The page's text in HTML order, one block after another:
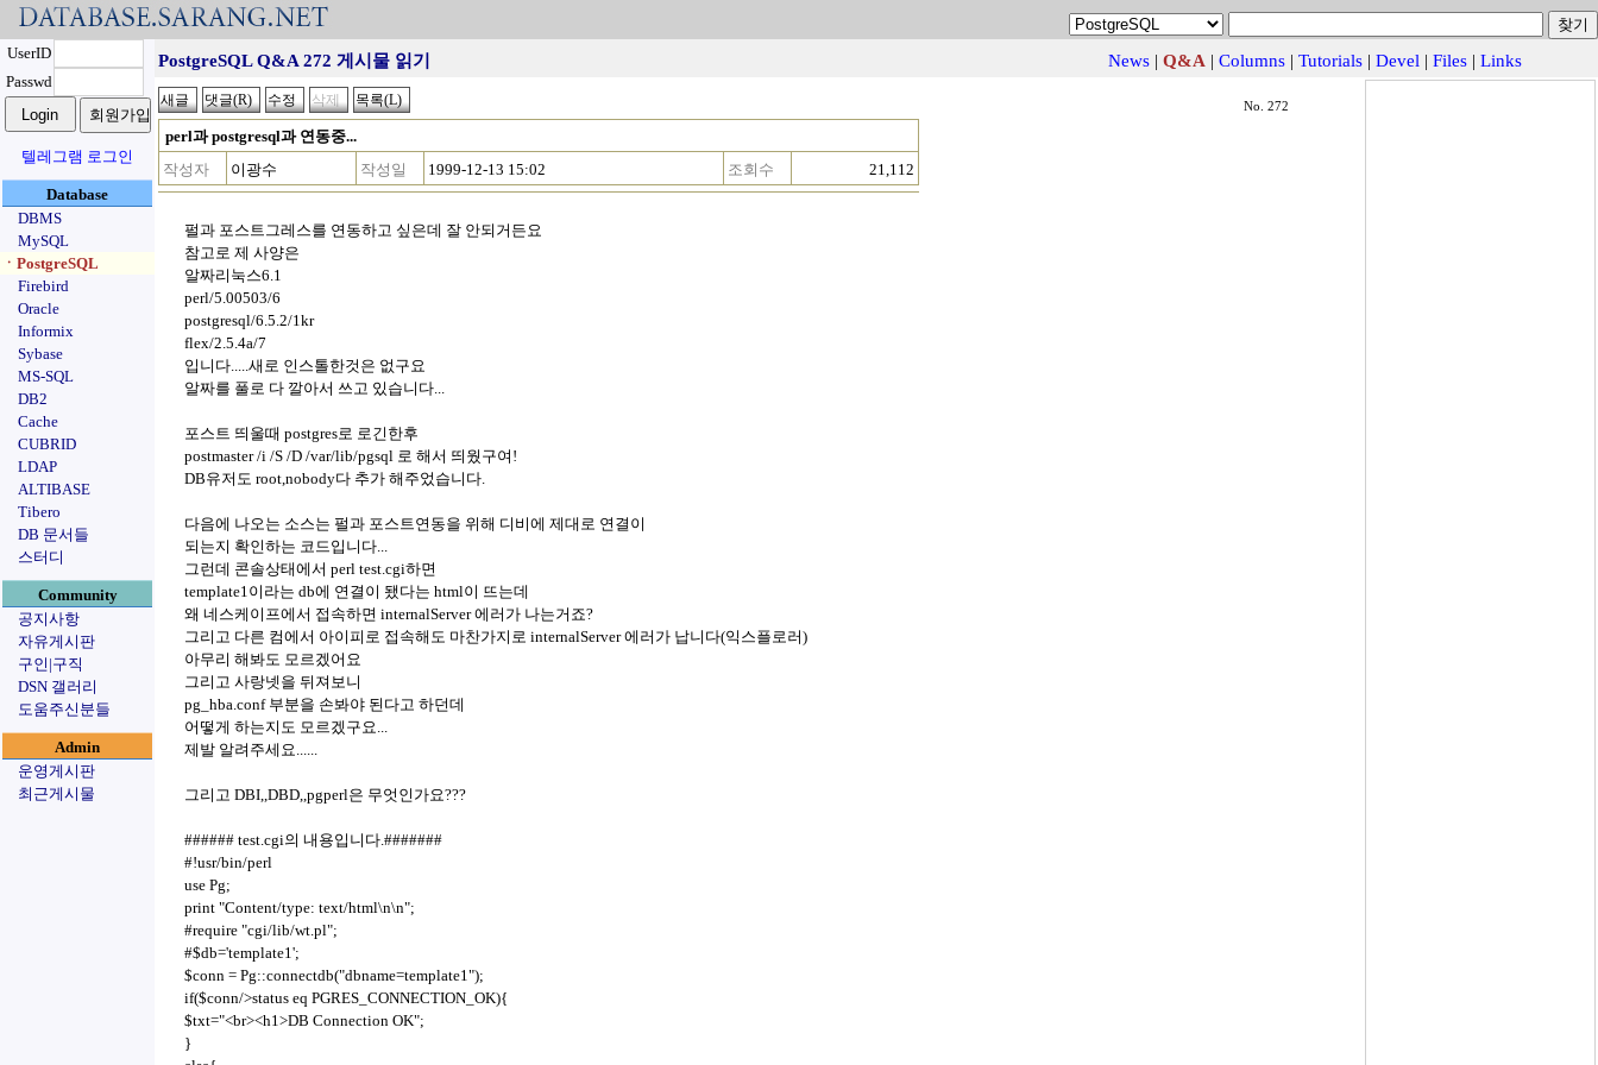
UserID
Passwd
텔레그램 로그인
Database
DBMS
MySQL
ㆍPostgreSQL
Firebird
Oracle
Informix
Sybase
MS-SQL
DB2
Cache
CUBRID
LDAP
ALTIBASE
Tibero
DB 문서들
스터디
Community
공지사항
자유게시판
구인|구직
DSN 갤러리
도움주신분들
Admin
운영게시판
최근게시물
PostgreSQL Q&A 272 게시물 읽기 News | Q&A | Columns | Tutorials | Devel | Files | Links
No. 272
perl과 postgresql과 연동중...
작성자
이광수 작성일 1999-12-13 15:02 조회수 21,112
펄과 포스트그레스를 연동하고 싶은데 잘 안되거든요
참고로 제 사양은
알짜리눅스6.1
perl/5.00503/6
postgresql/6.5.2/1kr
flex/2.5.4a/7
입니다.....새로 인스톨한것은 없구요
알짜를 풀로 다 깔아서 쓰고 있습니다...
포스트 띄울때 postgres로 로긴한후
postmaster /i /S /D /var/lib/pgsql 로 해서 띄웠구여!
DB유저도 root,nobody다 추가 해주었습니다.
다음에 나오는 소스는 펄과 포스트연동을 위해 디비에 제대로 연결이
되는지 확인하는 코드입니다...
그런데 콘솔상태에서 perl test.cgi하면
template1이라는 db에 연결이 됐다는 html이 뜨는데
왜 네스케이프에서 접속하면 internalServer 에러가 나는거죠?
그리고 다른 컴에서 아이피로 접속해도 마찬가지로 internalServer 에러가 납니다(익스플로러)
아무리 해봐도 모르겠어요
그리고 사랑넷을 뒤져보니
pg_hba.conf 부분을 손봐야 된다고 하던데
어떻게 하는지도 모르겠구요...
제발 알려주세요......
그리고 DBI,,DBD,,pgperl은 무엇인가요???
###### test.cgi의 내용입니다.#######
#!usr/bin/perl
use Pg;
print "Content/type: text/html\n\n";
#require "cgi/lib/wt.pl";
#$db='template1';
$conn = Pg::connectdb("dbname=template1");
if($conn/>status eq PGRES_CONNECTION_OK){
$txt="<br><h1>DB Connection OK";
}